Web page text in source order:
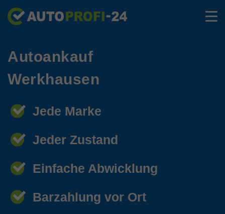
Autoankauf
Werkhausen
Jede Marke
Jeder Zustand
Einfache Abwicklung
Barzahlung vor Ort